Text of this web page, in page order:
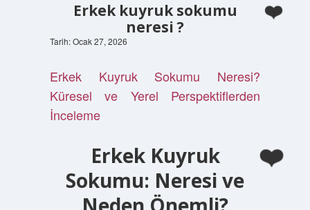
Erkek kuyruk sokumu
neresi ?
Tarih: Ocak 27, 2026
Erkek Kuyruk Sokumu Neresi?
Küresel ve Yerel Perspektiflerden
İnceleme
Erkek Kuyruk
Sokumu: Neresi ve